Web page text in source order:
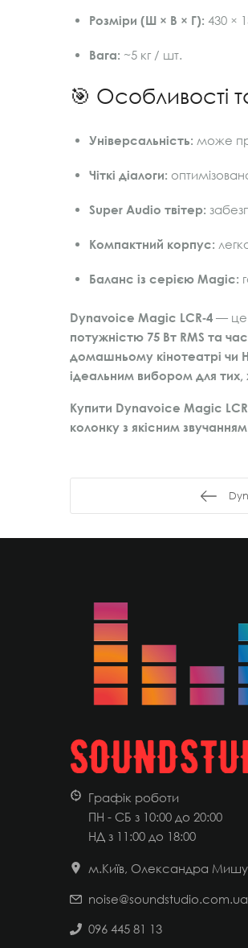
Розміри (Ш × В × Г): 430 ×
Вага: ~5 кг / шт.
🎯 Особливості
Універсальність: може
Чіткі діалоги:
Super Audio твітер:
Компактний корпус:
Баланс із серією Magic:
Dynavoice Magic LCR‑4 — це
потужністю 75 Вт RMS та
домашньому кінотеатрі чи
ідеальним вибором для тих,
Купити Dynavoice Magic
колонку з якісним
Графік роботи
ПН - СБ з 10:00 до 20:00
НД з 11:00 до 18:00
м.Київ, Олександра
noise@soundstudio.com.ua
096 445 81 13